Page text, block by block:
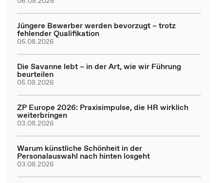
Jüngere Bewerber werden bevorzugt – trotz
fehlender Qualifikation
05.08.2026
Die Savanne lebt – in der Art, wie wir Führung
beurteilen
05.08.2026
ZP Europe 2026: Praxisimpulse, die HR wirklich
weiterbringen
03.08.2026
Warum künstliche Schönheit in der
Personalauswahl nach hinten losgeht
03.08.2026